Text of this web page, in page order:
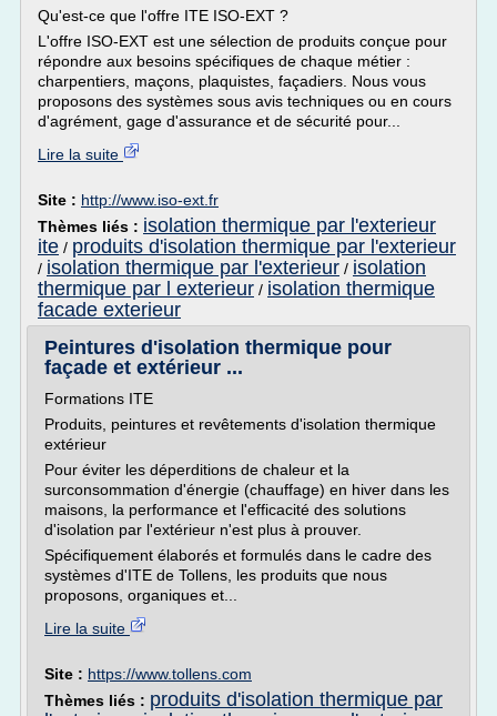
Qu'est-ce que l'offre ITE ISO-EXT ?
L'offre ISO-EXT est une sélection de produits conçue pour
répondre aux besoins spécifiques de chaque métier :
charpentiers, maçons, plaquistes, façadiers. Nous vous
proposons des systèmes sous avis techniques ou en cours
d'agrément, gage d'assurance et de sécurité pour...
Lire la suite
Site : http://www.iso-ext.fr
Thèmes liés : isolation thermique par l'exterieur
ite / produits d'isolation thermique par l'exterieur
/ isolation thermique par l'exterieur / isolation
thermique par l exterieur / isolation thermique
facade exterieur
Peintures d'isolation thermique pour
façade et extérieur ...
Formations ITE
Produits, peintures et revêtements d'isolation thermique
extérieur
Pour éviter les déperditions de chaleur et la
surconsommation d'énergie (chauffage) en hiver dans les
maisons, la performance et l'efficacité des solutions
d'isolation par l'extérieur n'est plus à prouver.
Spécifiquement élaborés et formulés dans le cadre des
systèmes d'ITE de Tollens, les produits que nous
proposons, organiques et...
Lire la suite
Site : https://www.tollens.com
Thèmes liés : produits d'isolation thermique par